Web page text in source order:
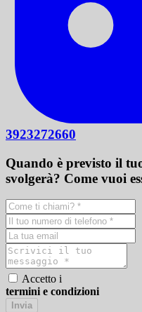
3923272660
Quando è previsto il
svolgerà? Come vuoi
Accetto i
termini e condizioni
Invia